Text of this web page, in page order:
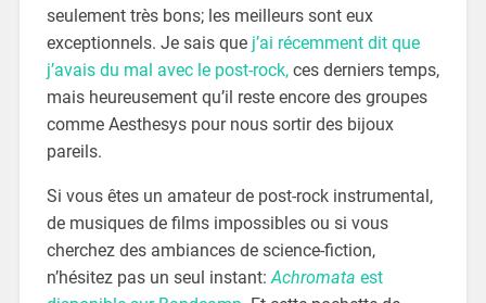
seulement très bons; les meilleurs sont eux
exceptionnels. Je sais que j’ai récemment dit que
j’avais du mal avec le post-rock,ces derniers temps,
mais heureusement qu’il reste encore des groupes
comme Aesthesys pour nous sortir des bijoux
pareils.
Si vous êtes un amateur de post-rock instrumental,
de musiques de films impossibles ou si vous
cherchez des ambiances de science-fiction,
n’hésitez pas un seul instant:Achromata est